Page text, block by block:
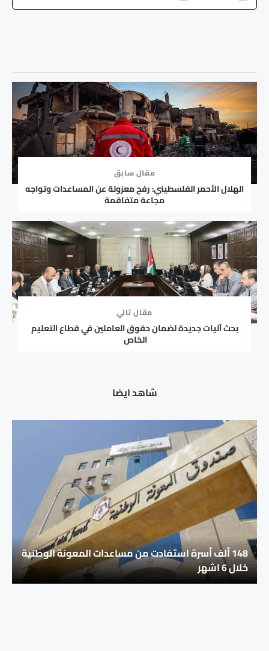
مقال سابق
الهلال الأحمر الفلسطيني: رفح معزولة عن المساعدات وتواجه
مجاعة متفاقمة
مقال تالي
بحث آليات جديدة لضمان حقوق العاملين في قطاع التعليم
الخاص
شاهد ايضا
148 ألف أسرة استفادت من مساعدات المعونة الوطنية
خلال 6 اشهر